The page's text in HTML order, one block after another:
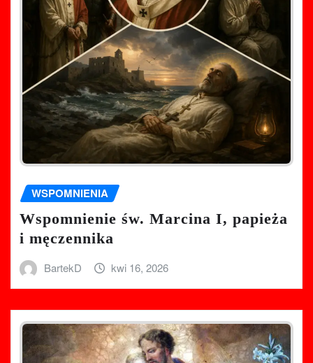
WSPOMNIENIA
Wspomnienie św. Marcina I, papieża
i męczennika
BartekD kwi 16, 2026